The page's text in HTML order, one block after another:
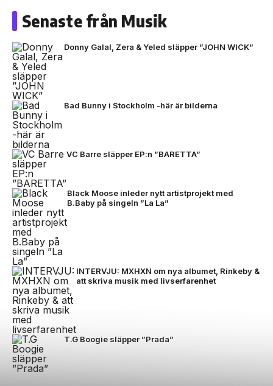
Senaste från Musik
Donny Galal, Zera & Yeled släpper ”JOHN WICK”
Bad Bunny i Stockholm -här är bilderna
VC Barre släpper EP:n ”BARETTA”
Black Moose inleder nytt artistprojekt med
B.Baby på singeln ”La La”
INTERVJU: MXHXN om nya albumet, Rinkeby &
att skriva musik med livserfarenhet
T.G Boogie släpper ”Prada”